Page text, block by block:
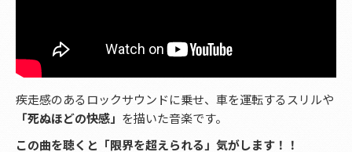
疾走感のあるロックサウンドに乗せ、車を運転するスリルや
「死ぬほどの快感」 を描いた音楽です。
この曲を聴くと「限界を超えられる」気がします！！